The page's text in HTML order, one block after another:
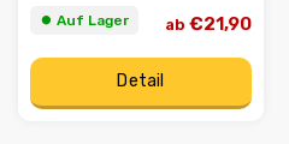
⏺︎ Auf Lager ab €21,90
Detail